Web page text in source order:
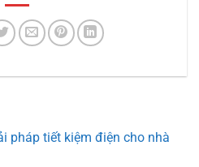
pháp tiết kiệm điện cho nhà